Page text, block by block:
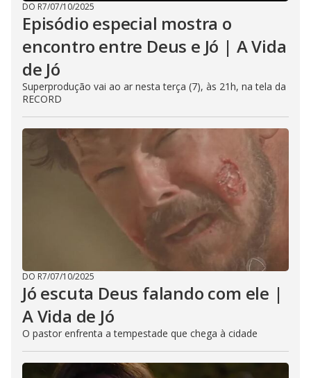
DO R7/07/10/2025
Episódio especial mostra o
encontro entre Deus e Jó | A Vida
de Jó
Superprodução vai ao ar nesta terça (7), às 21h, na tela da
RECORD
DO R7/07/10/2025
Jó escuta Deus falando com ele |
A Vida de Jó
O pastor enfrenta a tempestade que chega à cidade